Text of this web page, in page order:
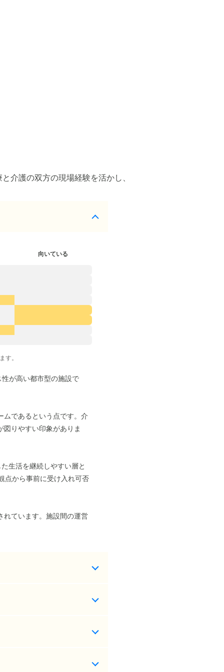
介護の双方の現場経験を活かし、
向いている
す。
が高い都市型の施設で
ムであるという点です。介
りやすい印象がありま
生活を継続しやすい層と
点から事前に受け入れ可否
れています。施設間の運営